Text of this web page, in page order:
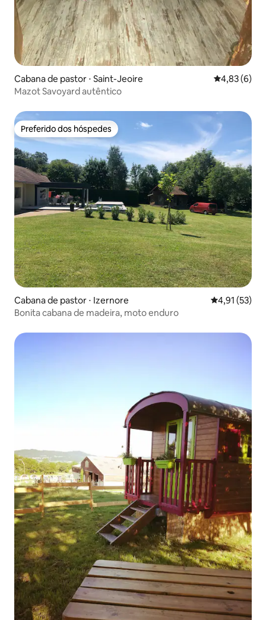
Cabana de pastor ⋅ Saint-Jeoire 4,83 de uma
4,83 (6)
Mazot Savoyard autêntico
Preferido dos hóspedes
Preferido dos hóspedes
Cabana de pastor ⋅ Izernore 4,91 de uma
4,91 (53)
Bonita cabana de madeira, moto enduro